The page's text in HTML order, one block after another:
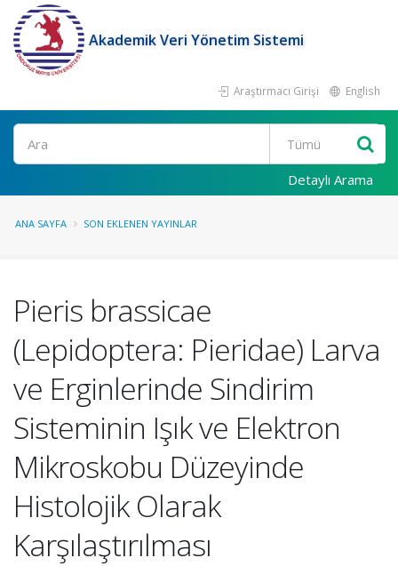
Akademik Veri Yönetim Sistemi
Araştırmacı Girişi English
Ara
Detaylı Arama
ANA SAYFA SON EKLENEN YAYINLAR
Pieris brassicae
(Lepidoptera: Pieridae) Larva
ve Erginlerinde Sindirim
Sisteminin Işık ve Elektron
Mikroskobu Düzeyinde
Histolojik Olarak
Karşılaştırılması